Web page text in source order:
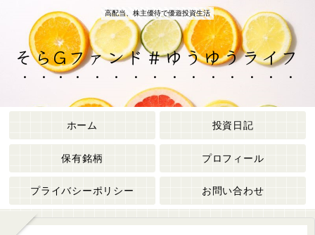
高配当、株主優待で優遊投資生活
そらGファンド＃ゆうゆうライフ
ホーム 投資日記
保有銘柄 プロフィール
プライバシーポリシー お問い合わせ